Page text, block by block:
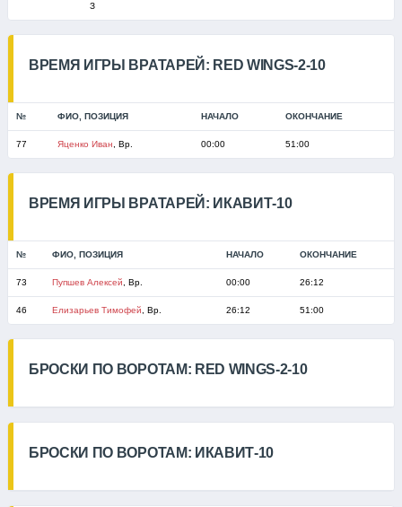
З
ВРЕМЯ ИГРЫ ВРАТАРЕЙ: RED WINGS-2-10
№ ФИО, ПОЗИЦИЯ НАЧАЛО ОКОНЧАНИЕ
77 Яценко Иван , Вр. 00:00 51:00
ВРЕМЯ ИГРЫ ВРАТАРЕЙ: ИКАВИТ-10
№ ФИО, ПОЗИЦИЯ НАЧАЛО ОКОНЧАНИЕ
73 Пупшев Алексей , Вр. 00:00 26:12
46 Елизарьев Тимофей , Вр. 26:12 51:00
БРОСКИ ПО ВОРОТАМ: RED WINGS-2-10
БРОСКИ ПО ВОРОТАМ: ИКАВИТ-10